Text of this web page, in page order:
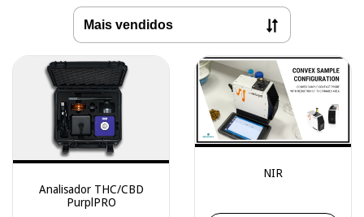
Analisador THC/CBD
PurplPRO
NIR